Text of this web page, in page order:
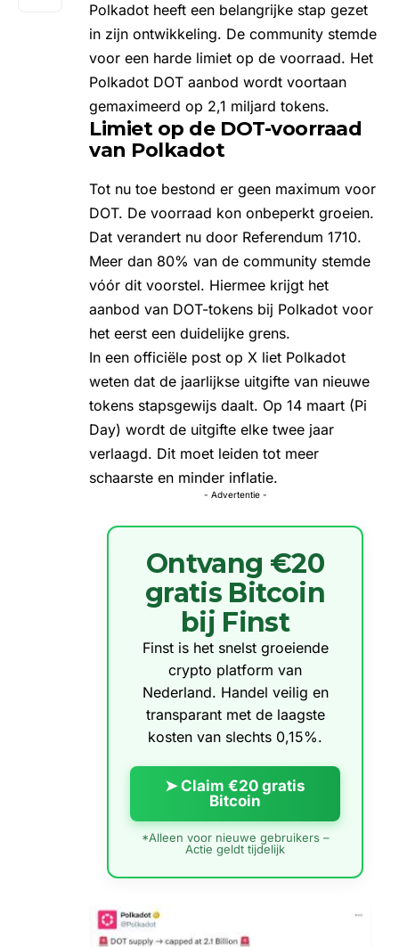
Polkadot heeft een belangrijke stap gezet
in zijn ontwikkeling. De community stemde
voor een harde limiet op de voorraad. Het
Polkadot DOT aanbod wordt voortaan
gemaximeerd op 2,1 miljard tokens.
Limiet op de DOT-voorraad
van Polkadot
Tot nu toe bestond er geen maximum voor
DOT. De voorraad kon onbeperkt groeien.
Dat verandert nu door Referendum 1710.
Meer dan 80% van de community stemde
vóór dit voorstel. Hiermee krijgt het
aanbod van DOT-tokens bij Polkadot voor
het eerst een duidelijke grens.
In een officiële post op X liet Polkadot
weten dat de jaarlijkse uitgifte van nieuwe
tokens stapsgewijs daalt. Op 14 maart (Pi
Day) wordt de uitgifte elke twee jaar
verlaagd. Dit moet leiden tot meer
schaarste en minder inflatie.
- Advertentie -
Ontvang €20
gratis Bitcoin
bij Finst
Finst is het snelst groeiende
crypto platform van
Nederland. Handel veilig en
transparant met de laagste
kosten van slechts 0,15%.
➤ Claim €20 gratis
Bitcoin
*Alleen voor nieuwe gebruikers –
Actie geldt tijdelijk